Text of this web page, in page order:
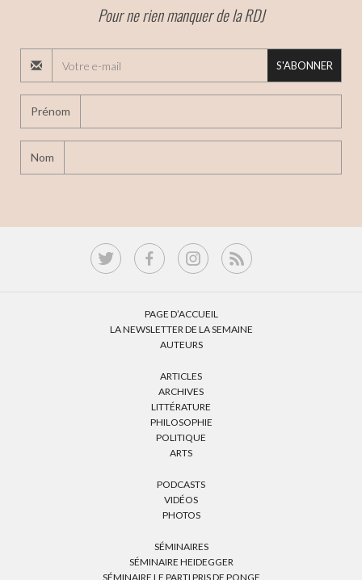
Pour ne rien manquer de la RDJ
S'ABONNER
Prénom
Nom
PAGE D’ACCUEIL
LA NEWSLETTER DE LA SEMAINE
AUTEURS
ARTICLES
ARCHIVES
LITTÉRATURE
PHILOSOPHIE
POLITIQUE
ARTS
PODCASTS
VIDÉOS
PHOTOS
SÉMINAIRES
SÉMINAIRE HEIDEGGER
SÉMINAIRE LE PARTI PRIS DE PONGE